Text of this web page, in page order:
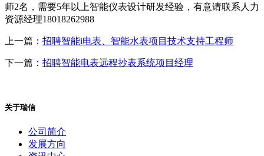
师2名，需要5年以上智能仪表设计研发经验，有意请联系人力
资源经理18018262988
上一篇： 招聘智能i电表、智能水表项目技术支持工程师
下一篇： 招聘智能电表远程抄表系统项目经理
关于瑞信
公司简介
发展方向